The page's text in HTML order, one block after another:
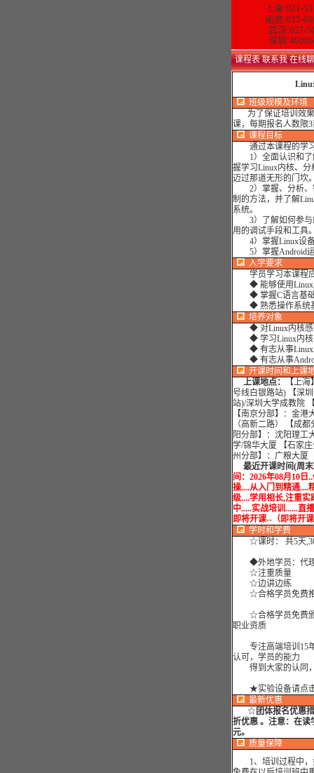
上海:021-
南京:025-
武汉:027-
深圳
课程表 联系我 在线聊
班级规模及环境
为了保证培训效果
课，每期报名人数限
课程目标
通过本课程的学习
1）全面认识和了
握学习Linux内核、
迈过那道无形的门坎
2）掌握、分析、
制的方法，并了解
系统。
3）了解如何参与
用的调试手段和工具
4）掌握Linux设备
5）掌握Android运
入学要求
学员学习本课程应
◆ 能够使用Linux
◆ 掌握C语言基
◆ 熟悉操作系统
培养对象
◆ 对Linux内核感
◆ 学习Linux内核
◆ 有志从事Linux
◆ 有志从事
开课时间和上课
上课地点：
【上
号线白银路站) 【深
站)/深圳大学成教院
【南京分部】：金
（高新二路） 【成
阳分部】：沈阳理工
学/锦华大厦 【石家
州分部】：广粮大厦
最近开课时间(周末
间：2026年08月10日
操....从入门到精通....
级....学用相长,注重
中.....实战培训......直
即将开课--（即将开
学时和学费
☆课时： 共5天
◆外地学员：代理
☆注重质量
☆边讲边练
☆合格学员免费
☆合格学员免费颁
职业资质
专注高端培训15年
认可，学员的能力
得到大家的认同，
★实验设备请点
最新优惠
☆ 团体报名优惠
折优惠 。注意：在读
元。
质量保障
1、培训过程中，